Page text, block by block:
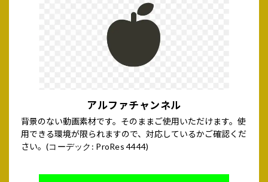
アルファチャンネル
背景のない動画素材です。そのままご使用いただけます。使
用できる環境が限られますので、対応しているかご確認くだ
さい。 (コーデック: ProRes 4444)